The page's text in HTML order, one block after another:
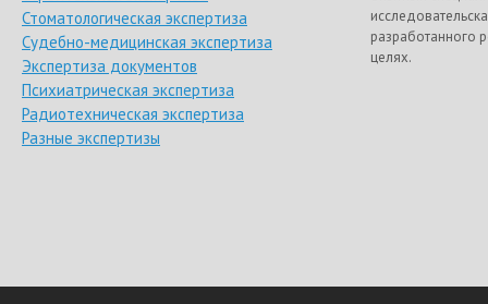
Стоматологическая экспертиза
Судебно-медицинская экспертиза
Экспертиза документов
Психиатрическая экспертиза
Радиотехническая экспертиза
Разные экспертизы
разработанного
целях.